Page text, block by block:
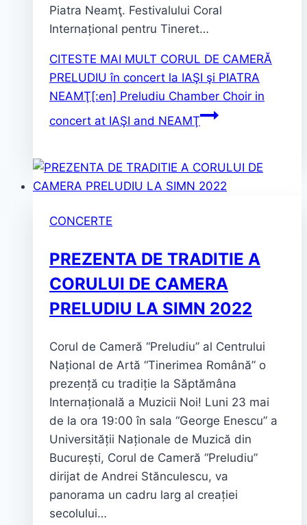
Piatra Neamţ. Festivalului Coral
Internațional pentru Tineret…
CITESTE MAI MULT CORUL DE CAMERĂ
PRELUDIU în concert la IAŞI şi PIATRA
NEAMŢ[:en] Preludiu Chamber Choir in
concert at IAŞI and NEAMŢ
CONCERTE
PREZENTA DE TRADITIE A
CORULUI DE CAMERA
PRELUDIU LA SIMN 2022
Corul de Cameră “Preludiu” al Centrului
Național de Artă “Tinerimea Română” o
prezență cu tradiție la Săptămâna
Internațională a Muzicii Noi! Luni 23 mai
de la ora 19:00 în sala “George Enescu” a
Universității Naționale de Muzică din
București, Corul de Cameră “Preludiu”
dirijat de Andrei Stănculescu, va
panorama un cadru larg al creației
secolului…